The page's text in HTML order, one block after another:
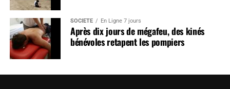
SOCIÉTÉ En Ligne 7 jours
Après dix jours de mégafeu, des kinés
bénévoles retapent les pompiers